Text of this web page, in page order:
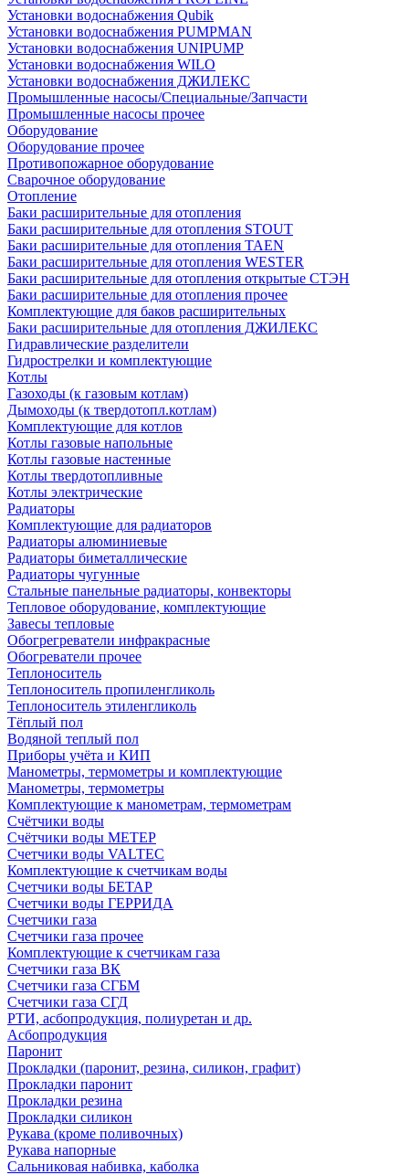
Установки водоснабжения Qubik
Установки водоснабжения PUMPMAN
Установки водоснабжения UNIPUMP
Установки водоснабжения WILO
Установки водоснабжения ДЖИЛЕКС
Промышленные насосы/Специальные/Запчасти
Промышленные насосы прочее
Оборудование
Оборудование прочее
Противопожарное оборудование
Сварочное оборудование
Отопление
Баки расширительные для отопления
Баки расширительные для отопления STOUT
Баки расширительные для отопления TAEN
Баки расширительные для отопления WESTER
Баки расширительные для отопления открытые СТЭН
Баки расширительные для отопления прочее
Комплектующие для баков расширительных
Баки расширительные для отопления ДЖИЛЕКС
Гидравлические разделители
Гидрострелки и комплектующие
Котлы
Газоходы (к газовым котлам)
Дымоходы (к твердотопл.котлам)
Комплектующие для котлов
Котлы газовые напольные
Котлы газовые настенные
Котлы твердотопливные
Котлы электрические
Радиаторы
Комплектующие для радиаторов
Радиаторы алюминиевые
Радиаторы биметаллические
Радиаторы чугунные
Стальные панельные радиаторы, конвекторы
Тепловое оборудование, комплектующие
Завесы тепловые
Обогрегреватели инфракрасные
Обогреватели прочее
Теплоноситель
Теплоноситель пропиленгликоль
Теплоноситель этиленгликоль
Тёплый пол
Водяной теплый пол
Приборы учёта и КИП
Манометры, термометры и комплектующие
Манометры, термометры
Комплектующие к манометрам, термометрам
Счётчики воды
Счётчики воды МЕТЕР
Счетчики воды VALTEC
Комплектующие к счетчикам воды
Счетчики воды БЕТАР
Счетчики воды ГЕРРИДА
Счетчики газа
Счетчики газа прочее
Комплектующие к счетчикам газа
Счетчики газа ВК
Счетчики газа СГБМ
Счетчики газа СГД
РТИ, асбопродукция, полиуретан и др.
Асбопродукция
Паронит
Прокладки (паронит, резина, силикон, графит)
Прокладки паронит
Прокладки резина
Прокладки силикон
Рукава (кроме поливочных)
Рукава напорные
Сальниковая набивка, каболка